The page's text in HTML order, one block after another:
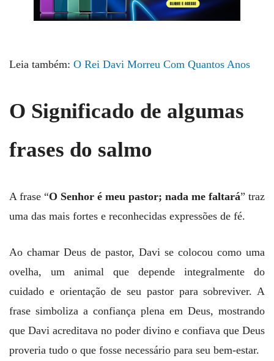
Leia também: O Rei Davi Morreu Com Quantos Anos
O Significado de algumas
frases do salmo
A frase “O Senhor é meu pastor; nada me faltará” traz
uma das mais fortes e reconhecidas expressões de fé.
Ao chamar Deus de pastor, Davi se colocou como uma
ovelha, um animal que depende integralmente do
cuidado e orientação de seu pastor para sobreviver. A
frase simboliza a confiança plena em Deus, mostrando
que Davi acreditava no poder divino e confiava que Deus
proveria tudo o que fosse necessário para seu bem-estar.